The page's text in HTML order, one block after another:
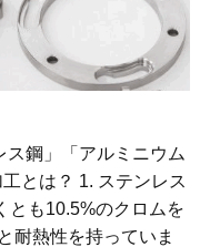
鋼」「アルミニウム
とは？ 1. ステンレス
とも10.5%のクロムを
耐熱性を持っていま